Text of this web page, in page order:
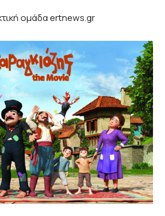
ομάδα ertnews.gr